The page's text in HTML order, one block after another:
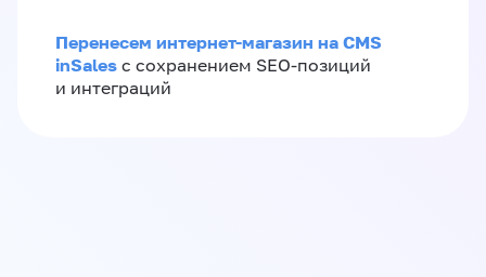
Перенесем интернет-магазин на CMS
inSales с сохранением SEO-позиций
и интеграций